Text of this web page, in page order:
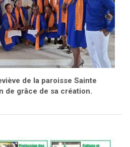
de la paroisse Sainte
de grâce de sa création.